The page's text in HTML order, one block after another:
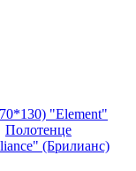
"Element"
Полотенце
(Брилианс)